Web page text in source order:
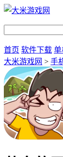
首页 软件下载 单
大米游戏网 > 手